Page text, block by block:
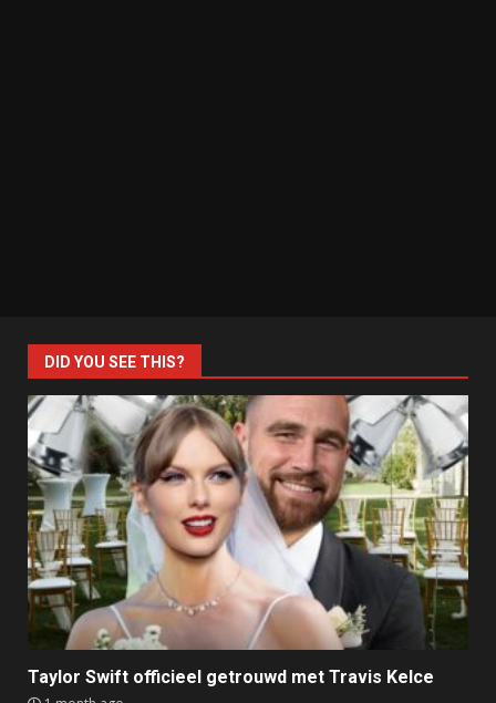
DID YOU SEE THIS?
Taylor Swift officieel getrouwd met Travis Kelce